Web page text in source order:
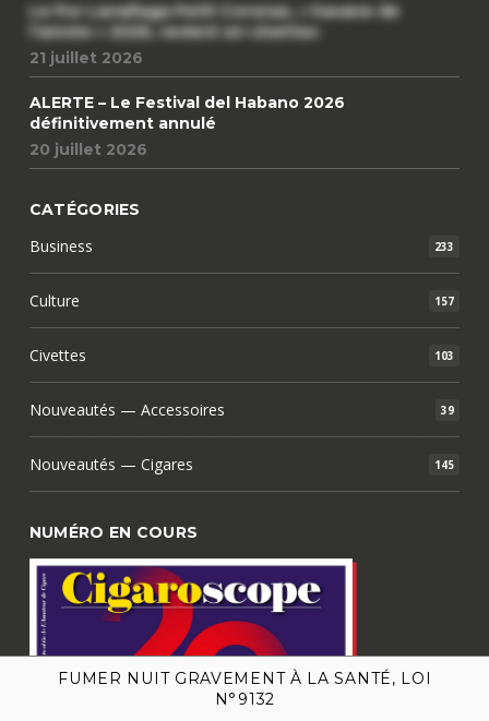
FUMER NUIT GRAVEMENT À LA SANTÉ, LOI
N°9132
Le Por Larrañaga Petit Coronas, « havane de
l’année » 2026, revient en civettes
21 juillet 2026
ALERTE – Le Festival del Habano 2026
définitivement annulé
20 juillet 2026
CATÉGORIES
Business 233
Culture 157
Civettes 103
Nouveautés — Accessoires 39
Nouveautés — Cigares 145
NUMÉRO EN COURS